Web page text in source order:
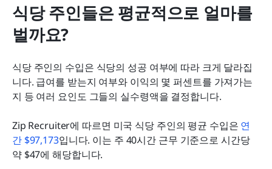
식당 주인들은 평균적으로 얼마를
벌까요?
식당 주인의 수입은 식당의 성공 여부에 따라 크게 달라집
니다. 급여를 받는지 여부와 이익의 몇 퍼센트를 가져가는
지 등 여러 요인도 그들의 실수령액을 결정합니다.
Zip Recruiter에 따르면 미국 식당 주인의 평균 수입은 연
간 $97,173입니다. 이는 주 40시간 근무 기준으로 시간당
약 $47에 해당합니다.